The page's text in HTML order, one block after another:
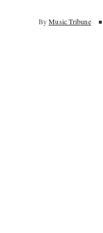
By Music Tribune